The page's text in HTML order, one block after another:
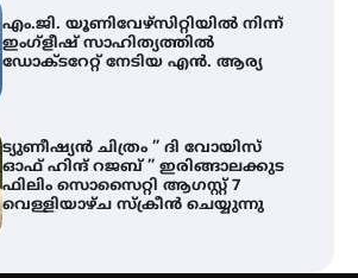
ട്യുണീഷ്യൻ ചിത്രം ” ദി വോയിസ്
ഓഫ് ഹിന്ദ് റജബ് ” ഇരിങ്ങാലക്കുട
ഫിലിം സൊസൈറ്റി ആഗസ്റ്റ് 7
വെള്ളിയാഴ്ച സ്‌ക്രീൻ ചെയ്യുന്നു
തിരനോട്ടം ‘അരങ്ങ് 2026’ ഉണർന്നു